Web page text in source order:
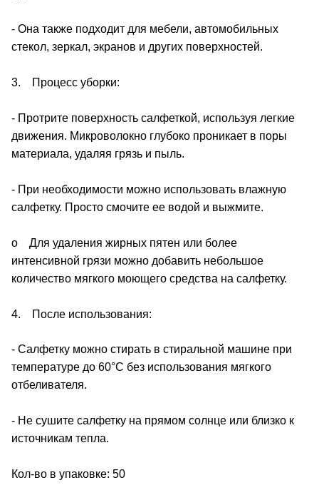
- Она также подходит для мебели, автомобильных
стекол, зеркал, экранов и других поверхностей.
3. Процесс уборки:
- Протрите поверхность салфеткой, используя легкие
движения. Микроволокно глубоко проникает в поры
материала, удаляя грязь и пыль.
- При необходимости можно использовать влажную
салфетку. Просто смочите ее водой и выжмите.
o Для удаления жирных пятен или более
интенсивной грязи можно добавить небольшое
количество мягкого моющего средства на салфетку.
4. После использования:
- Салфетку можно стирать в стиральной машине при
температуре до 60°C без использования мягкого
отбеливателя.
- Не сушите салфетку на прямом солнце или близко к
источникам тепла.
Кол-во в упаковке: 50